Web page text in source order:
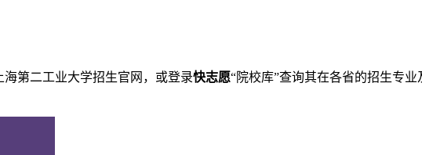
海第二工业大学招生官网，或登录快志愿“院校库”查询其在各省的招生专业